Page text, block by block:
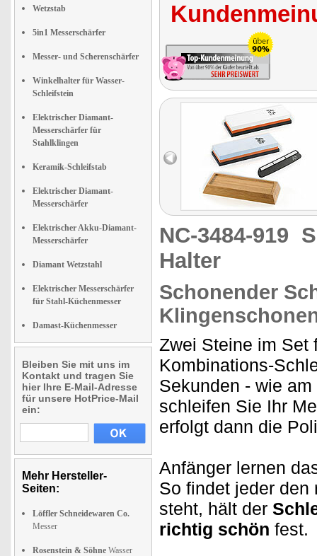
Wetzstab
5in1 Messerschärfer
Messer- und Scherenschärfer
Winkelhalter für Wasser-
Schleifstein
Elektrischer Diamant-
Messerschärfer für
Stahlklingen
Keramik-Schleifstab
Elektrischer Diamant-
Messerschärfer
Elektrischer Akku-Diamant-
Messerschärfer
Diamant Wetzstahl
Elektrischer Messerschärfer
für Stahl-Küchenmesser
Damast-Küchenmesser
Bleiben Sie mit uns im
Kontakt und tragen Sie
hier Ihre E-Mail-Adresse
für unsere HotPrice-Mail
ein:
Mehr Hersteller-
Seiten:
Löffler Schneidewaren Co.
Messer
Rosenstein & Söhne Wasser
NC-3484-919
Halter
Schonender
Zwei Steine im Set
Kombinations-
Sekunden - wie
schleifen Sie Ihr
erfolgt dann die
Anfänger lernen
So findet jeder
steht, hält der
richtig schön fest.